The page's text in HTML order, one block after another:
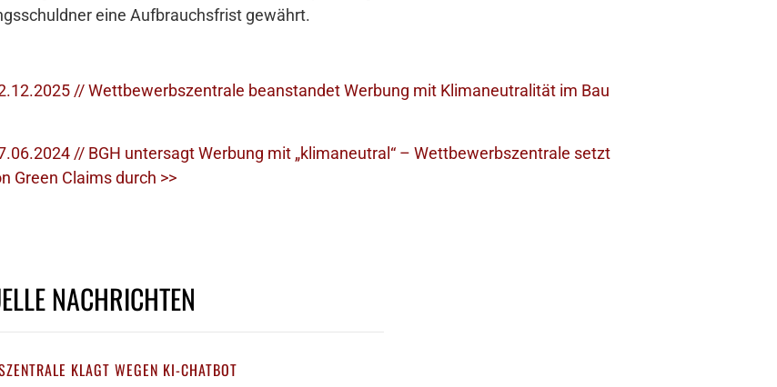
eine Aufbrauchsfrist gewährt.
// Wettbewerbszentrale beanstandet Werbung mit Klimaneutralität im Bau
// BGH untersagt Werbung mit „klimaneutral“ – Wettbewerbszentrale setzt
Green Claims durch >>
NACHRICHTEN
KLAGT WEGEN KI-CHATBOT